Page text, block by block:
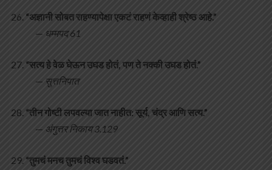
“अज्ञानी सोबत राहण्यापेक्षा एकटं राहणं केव्हाही श्रेष्ठ आहे.”
— धम्मपद 61
“सत्य हे वेळ घेऊन उघड होतं, पण ते नक्की उघड होतं.”
— सुत्तनिपात
“तीन गोष्टी लपवल्या जात नाहीत: सूर्य, चंद्र आणि सत्य.”
— अंगुत्तर निकाय 3.129
“तुमचं मनच तुमचं विश्व घडवतं.”